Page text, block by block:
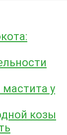
у
козы